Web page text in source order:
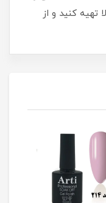
تهیه کنید و از